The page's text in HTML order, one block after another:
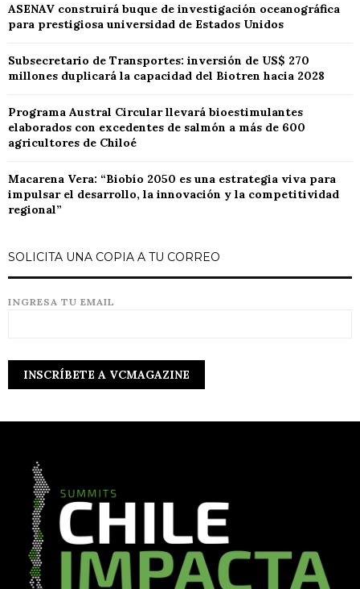
ASENAV construirá buque de investigación oceanográfica
para prestigiosa universidad de Estados Unidos
Subsecretario de Transportes: inversión de US$ 270
millones duplicará la capacidad del Biotren hacia 2028
Programa Austral Circular llevará bioestimulantes
elaborados con excedentes de salmón a más de 600
agricultores de Chiloé
Macarena Vera: “Biobío 2050 es una estrategia viva para
impulsar el desarrollo, la innovación y la competitividad
regional”
SOLICITA UNA COPIA A TU CORREO
INGRESA TU EMAIL